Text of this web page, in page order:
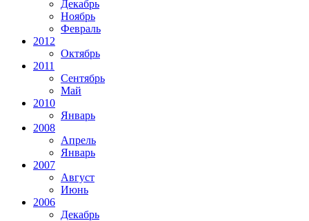
Декабрь
Ноябрь
Февраль
2012
Октябрь
2011
Сентябрь
Май
2010
Январь
2008
Апрель
Январь
2007
Август
Июнь
2006
Декабрь